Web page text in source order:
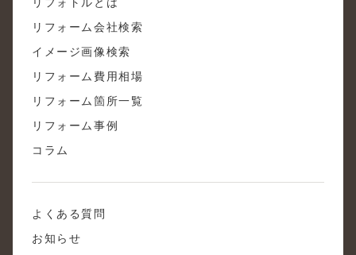
リフォーム会社検索
イメージ画像検索
リフォーム費用相場
リフォーム箇所一覧
リフォーム事例
コラム
よくある質問
お知らせ